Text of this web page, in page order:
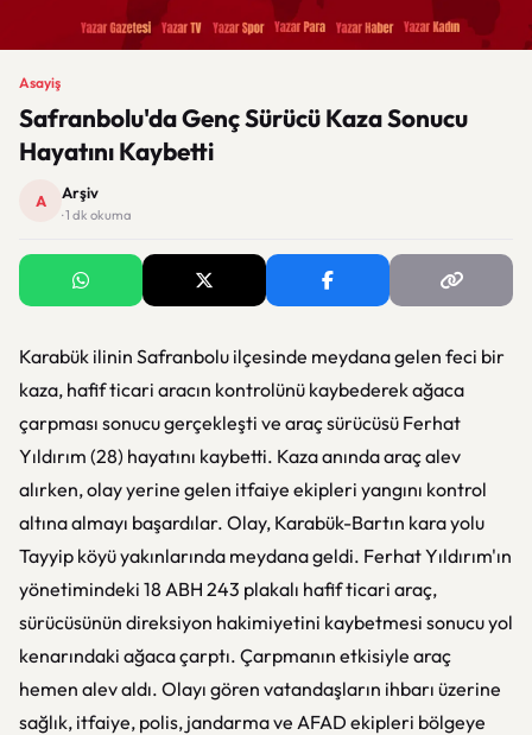
Asayiş
Safranbolu'da Genç Sürücü Kaza Sonucu
Hayatını Kaybetti
A Arşiv
· 1 dk okuma
Karabük ilinin Safranbolu ilçesinde meydana gelen feci bir
kaza, hafif ticari aracın kontrolünü kaybederek ağaca
çarpması sonucu gerçekleşti ve araç sürücüsü Ferhat
Yıldırım (28) hayatını kaybetti. Kaza anında araç alev
alırken, olay yerine gelen itfaiye ekipleri yangını kontrol
altına almayı başardılar. Olay, Karabük-Bartın kara yolu
Tayyip köyü yakınlarında meydana geldi. Ferhat Yıldırım'ın
yönetimindeki 18 ABH 243 plakalı hafif ticari araç,
sürücüsünün direksiyon hakimiyetini kaybetmesi sonucu yol
kenarındaki ağaca çarptı. Çarpmanın etkisiyle araç
hemen alev aldı. Olayı gören vatandaşların ihbarı üzerine
sağlık, itfaiye, polis, jandarma ve AFAD ekipleri bölgeye